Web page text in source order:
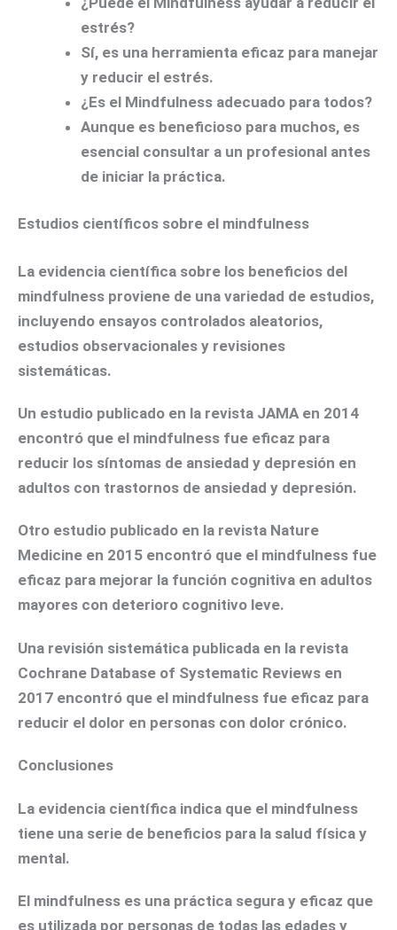
estrés?
Sí, es una herramienta eficaz para manejar
y reducir el estrés.
¿Es el Mindfulness adecuado para todos?
Aunque es beneficioso para muchos, es
esencial consultar a un profesional antes
de iniciar la práctica.
Estudios científicos sobre el mindfulness
La evidencia científica sobre los beneficios del
mindfulness proviene de una variedad de estudios,
incluyendo ensayos controlados aleatorios,
estudios observacionales y revisiones
sistemáticas.
Un estudio publicado en la revista JAMAen 2014
encontró que el mindfulness fue eficaz para
reducir los síntomas de ansiedad y depresión en
adultos con trastornos de ansiedad y depresión.
Otro estudio publicado en la revista Nature
Medicine en 2015 encontró que el mindfulness fue
eficaz para mejorar la función cognitiva en adultos
mayores con deterioro cognitivo leve.
Una revisión sistemática publicada en la revista
Cochrane Database of Systematic Reviews en
2017 encontró que el mindfulness fue eficaz para
reducir el dolor en personas con dolor crónico.
Conclusiones
La evidencia científica indica que el mindfulness
tiene una serie de beneficios para la salud física y
mental.
El mindfulness es una práctica segura y eficaz que
es utilizada por personas de todas las edades y